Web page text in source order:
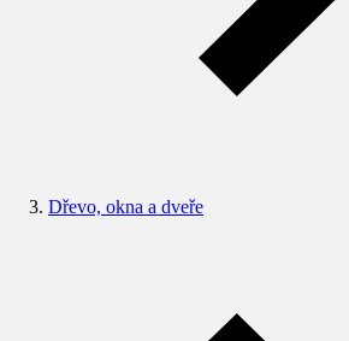
Dřevo, okna a dveře